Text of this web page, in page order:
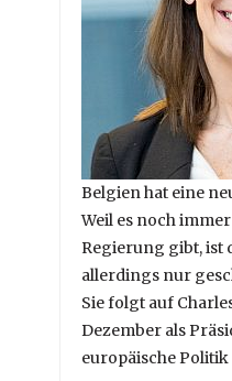
Belgien hat eine
Weil es noch
Regierung gibt, ist
allerdings nur
Sie folgt auf
Dezember als
europäische